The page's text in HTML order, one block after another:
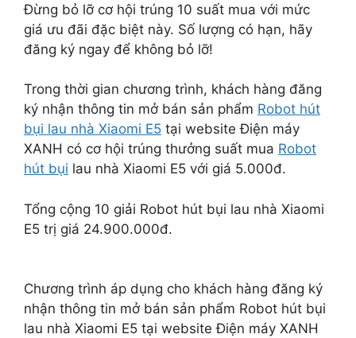
Đừng bỏ lỡ cơ hội trúng 10 suất mua với mức
giá ưu đãi đặc biệt này. Số lượng có hạn, hãy
đăng ký ngay để không bỏ lỡ!
Trong thời gian chương trình, khách hàng đăng
ký nhận thông tin mở bán sản phẩm Robot hút
bụi lau nhà Xiaomi E5 tại website Điện máy
XANH có cơ hội trúng thưởng suất mua Robot
hút bụi lau nhà Xiaomi E5 với giá 5.000đ.
Tổng cộng 10 giải Robot hút bụi lau nhà Xiaomi
E5 trị giá 24.900.000đ.
Chương trình áp dụng cho khách hàng đăng ký
nhận thông tin mở bán sản phẩm Robot hút bụi
lau nhà Xiaomi E5 tại website Điện máy XANH